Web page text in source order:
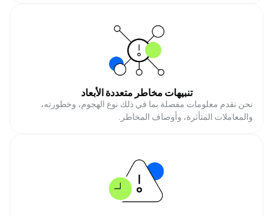
تنبيهات مخاطر متعددة الأبعاد
نحن نقدم معلومات مفصلة بما في ذلك نوع الهجوم، وخطورته،
والمعاملات المتأثرة، وأوصاف المخاطر.